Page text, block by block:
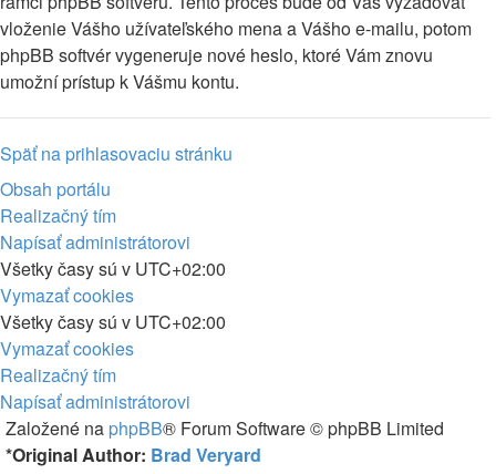
vloženie Vášho užívateľského mena a Vášho e-mailu, potom
phpBB softvér vygeneruje nové heslo, ktoré Vám znovu
umožní prístup k Vášmu kontu.
Späť na prihlasovaciu stránku
Obsah portálu
Realizačný tím
Napísať administrátorovi
Všetky časy sú v UTC+02:00
Vymazať cookies
Všetky časy sú v UTC+02:00
Vymazať cookies
Realizačný tím
Napísať administrátorovi
Založené na phpBB® Forum Software © phpBB Limited
*Original Author: Brad Veryard